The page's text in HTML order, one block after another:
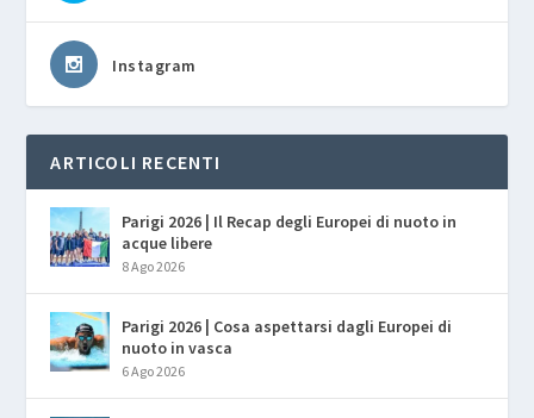
Instagram
ARTICOLI RECENTI
Parigi 2026 | Il Recap degli Europei di nuoto in
acque libere
8 Ago 2026
Parigi 2026 | Cosa aspettarsi dagli Europei di
nuoto in vasca
6 Ago 2026